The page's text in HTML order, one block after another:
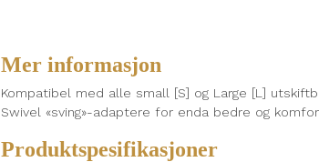
Mer informasjon
Kompatibel med alle small [S] og Large [L]
Swivel «sving»-adaptere for enda bedre og
Produktspesifikasjoner